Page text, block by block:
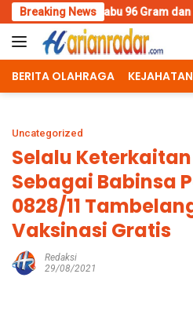
Skip
to
content
Breaking News
96 Gram dan Ganja 131 Gram
BERITA OLAHRAGA KEJAHATAN
Uncategorized
Selalu
Sebagai Babinsa
0828/11
Vaksinasi Gratis
Redaksi
29/08/2021